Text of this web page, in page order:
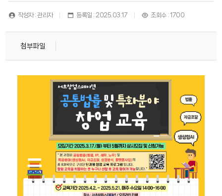
작성자 : 관리자 등록일 : 2025.03.17 조회수 : 1700
첨부파일